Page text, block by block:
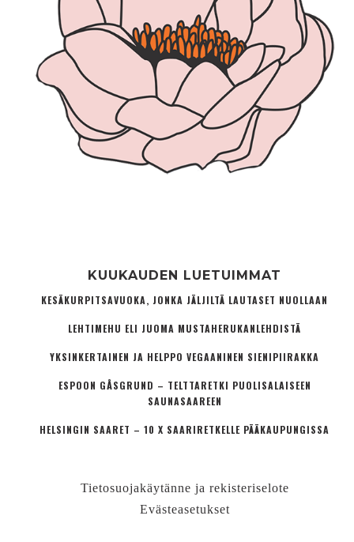
KUUKAUDEN LUETUIMMAT
KESÄKURPITSAVUOKA, JONKA JÄLJILTÄ LAUTASET NUOLLAAN
LEHTIMEHU ELI JUOMA MUSTAHERUKANLEHDISTÄ
YKSINKERTAINEN JA HELPPO VEGAANINEN SIENIPIIRAKKA
ESPOON GÅSGRUND – TELTTARETKI PUOLISALAISEEN
SAUNASAAREEN
HELSINGIN SAARET – 10 X SAARIRETKELLE PÄÄKAUPUNGISSA
Tietosuojakäytänne ja rekisteriselote
Evästeasetukset